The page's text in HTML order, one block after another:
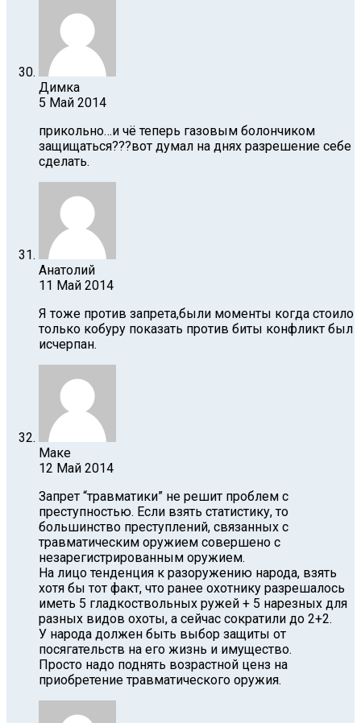
Димка
5 Май 2014
прикольно…и чё теперь газовым болончиком
защищаться???вот думал на днях разрешение себе
сделать.
Анатолий
11 Май 2014
Я тоже против запрета,были моменты когда стоило
только кобуру показать против биты конфликт был
исчерпан.
Маке
12 Май 2014
Запрет “травматики” не решит проблем с
преступностью. Если взять статистику, то
большинство преступлений, связанных с
травматическим оружием совершено с
незарегистрированным оружием.
На лицо тенденция к разоружению народа, взять
хотя бы тот факт, что ранее охотнику разрешалось
иметь 5 гладкоствольных ружей + 5 нарезных для
разных видов охоты, а сейчас сократили до 2+2.
У народа должен быть выбор защиты от
посягательств на его жизнь и имущество.
Просто надо поднять возрастной ценз на
приобретение травматического оружия.